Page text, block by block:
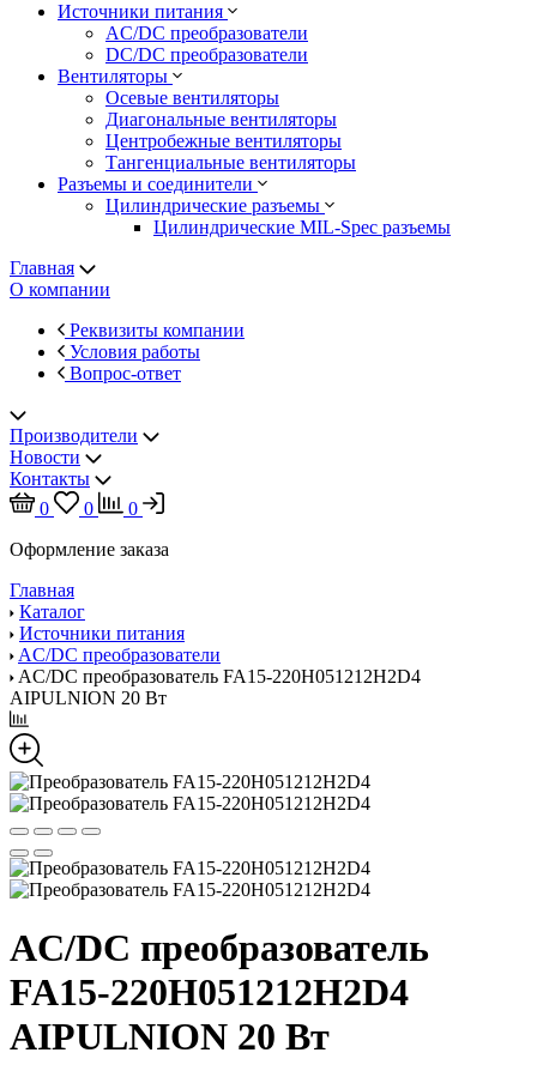
Источники питания
AC/DC преобразователи
DC/DC преобразователи
Вентиляторы
Осевые вентиляторы
Диагональные вентиляторы
Центробежные вентиляторы
Тангенциальные вентиляторы
Разъемы и соединители
Цилиндрические разъемы
Цилиндрические MIL-Spec разъемы
Главная
О компании
Реквизиты компании
Условия работы
Вопрос-ответ
Производители
Новости
Контакты
0
0
0
Оформление заказа
Главная
Каталог
Источники питания
AC/DC преобразователи
AC/DC преобразователь FA15-220H051212H2D4
AIPULNION 20 Вт
AC/DC преобразователь
FA15-220H051212H2D4
AIPULNION 20 Вт